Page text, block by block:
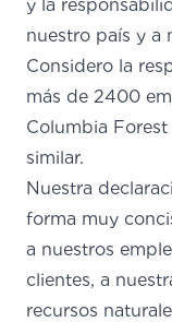
y la
nuestro país y a
Considero la
más de 2400
Columbia
similar.
Nuestra
forma muy
a nuestros
clientes, a
recursos